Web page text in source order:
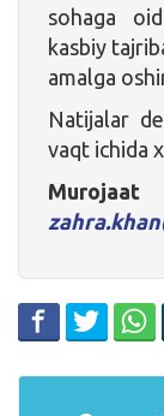
sohaga
kasbiy
amalga
Natijalar
vaqt ichida